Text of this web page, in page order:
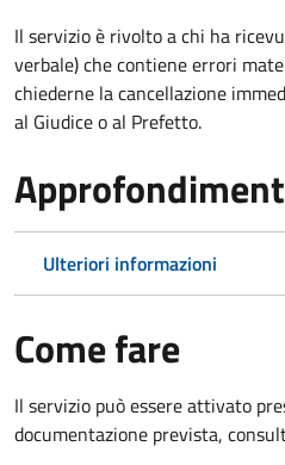
Il servizio è rivolto a chi ha
verbale) che contiene errori
chiederne la cancellazione
al Giudice o al Prefetto.
Ulteriori informazioni
Come fare
Il servizio può essere attivato
documentazione prevista,